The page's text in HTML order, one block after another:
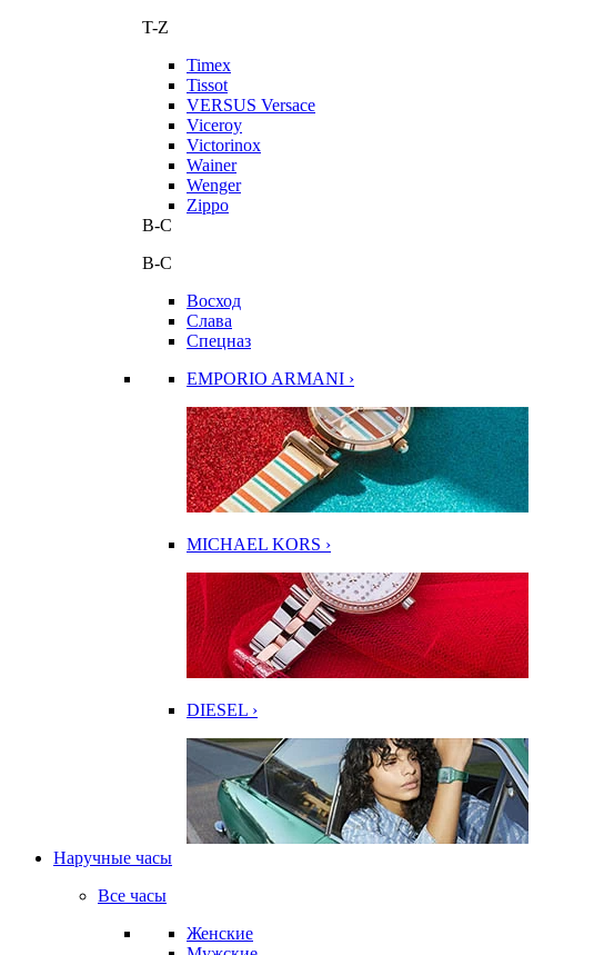
T-Z
Timex
Tissot
VERSUS Versace
Viceroy
Victorinox
Wainer
Wenger
Zippo
В-С
В-С
Восход
Слава
Спецназ
EMPORIO ARMANI ›
MICHAEL KORS ›
DIESEL ›
Наручные часы
Все часы
Женские